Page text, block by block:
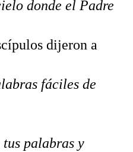
donde el Padre
dijeron a
fáciles de
tus palabras y